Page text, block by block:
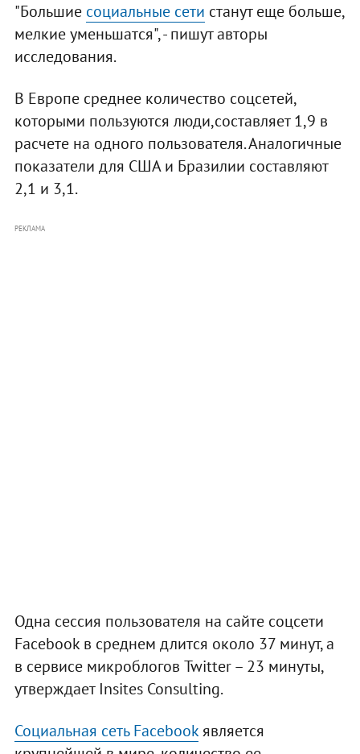
"Большие социальные сети станут еще больше,
мелкие уменьшатся", - пишут авторы
исследования.
В Европе среднее количество соцсетей,
которыми пользуются люди,составляет 1,9 в
расчете на одного пользователя. Аналогичные
показатели для США и Бразилии составляют
2,1 и 3,1.
РЕКЛАМА
Одна сессия пользователя на сайте соцсети
Facebook в среднем длится около 37 минут, а
в сервисе микроблогов Twitter – 23 минуты,
утверждает Insites Consulting.
Социальная сеть Facebookявляется